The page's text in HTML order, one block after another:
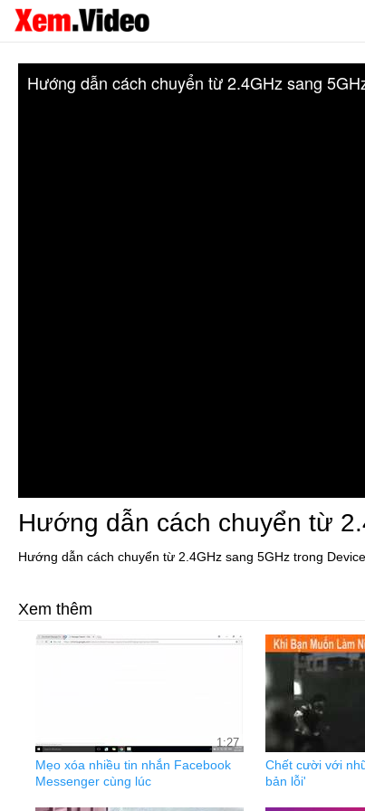
Hướng dẫn cách chuyển từ 2.4GHz sang
Hướng dẫn cách chuyển từ
Hướng dẫn cách chuyển từ 2.4GHz sang 5GHz trong
Xem thêm
1:27
Mẹo xóa nhiều tin nhắn Facebook
Messenger cùng lúc
Chết cười với
bản lỗi'